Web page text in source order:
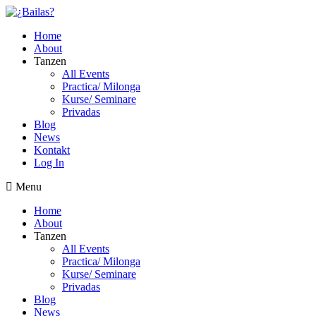
Zum
wechselnHome
About
Tanzen
All Events
Practica/ Milonga
Kurse/ Seminare
Privadas
Blog
News
Kontakt
Log In
Menu
Home
About
Tanzen
All Events
Practica/ Milonga
Kurse/ Seminare
Privadas
Blog
News